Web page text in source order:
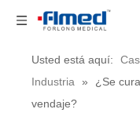
Usted está aquí:
Industria
»
¿Se
vendaje?